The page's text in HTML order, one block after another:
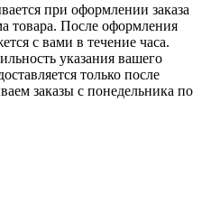
при оформлении заказа
товара. После оформления
с вами в течение часа.
указания вашего
только после
заказы с понедельника по